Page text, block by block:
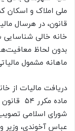
قانون، در هرسال
خانه خالی شناسایی
ماهانه مشمول
ماده
شورای اسلامی
عباس آخوندی، وزیر